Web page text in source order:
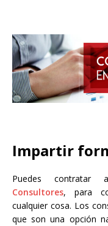
Impartir
Puedes contratar
Consultores, para
cualquier cosa. Los
que son una opción